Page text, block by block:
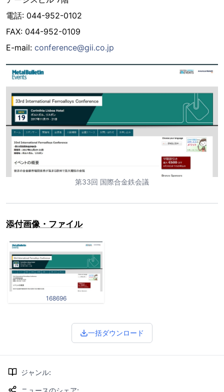
電話: 044-952-0102
FAX: 044-952-0109
E-mail: conference@gii.co.jp
第33回 国際合金鉄会議
添付画像・ファイル
168696
一括ダウンロード
ジャンル: